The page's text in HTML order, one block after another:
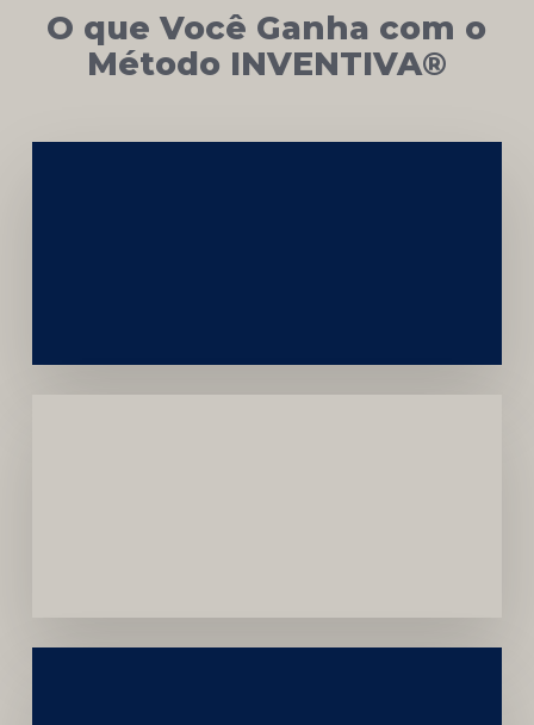
O que Você Ganha com o
Método INVENTIVA®